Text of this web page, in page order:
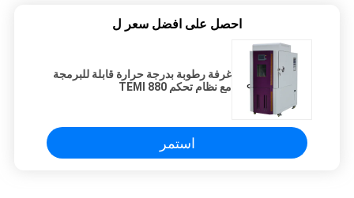
احصل على افضل سعر ل
غرفة رطوبة بدرجة حرارة قابلة للبرمجة
مع نظام تحكم TEMI 880
استمر